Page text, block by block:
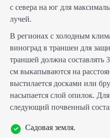
с севера на юг для
лучей.
В регионах с холодным
виноград в траншеи для
траншей должна
см выкапываются на
выстилается досками или
насыпается слой опилок.
следующий почвенный
Садовая земля.